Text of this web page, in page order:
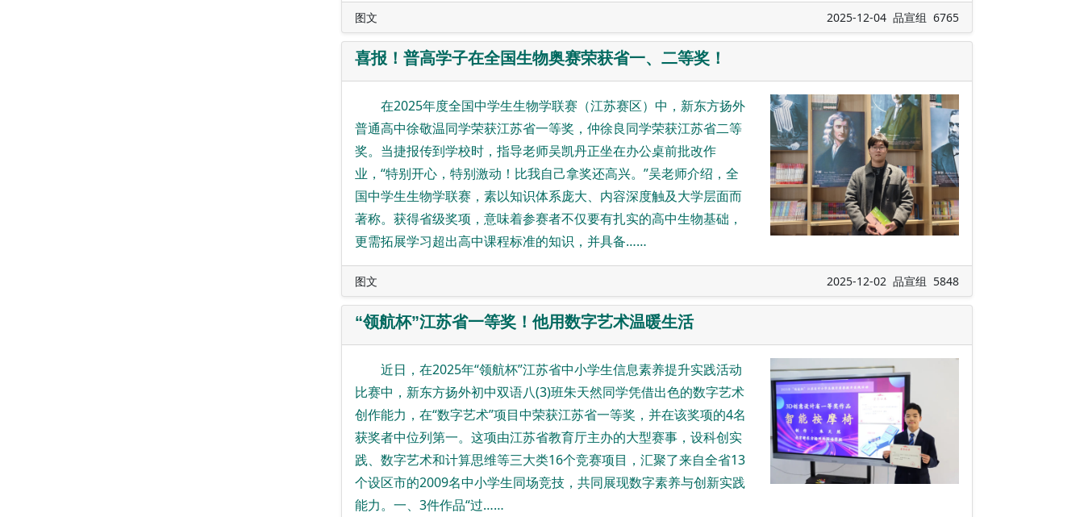
图文 2025-12-04 品宣组 6765
喜报！普高学子在全国生物奥赛荣获省一、二等奖！
在2025年度全国中学生生物学联赛（江苏赛区）中，新东方扬外
普通高中徐敬温同学荣获江苏省一等奖，仲徐良同学荣获江苏省二等
奖。当捷报传到学校时，指导老师吴凯丹正坐在办公桌前批改作
业，“特别开心，特别激动！比我自己拿奖还高兴。”吴老师介绍，全
国中学生生物学联赛，素以知识体系庞大、内容深度触及大学层面而
著称。获得省级奖项，意味着参赛者不仅要有扎实的高中生物基础，
更需拓展学习超出高中课程标准的知识，并具备……
图文 2025-12-02 品宣组 5848
“领航杯”江苏省一等奖！他用数字艺术温暖生活
近日，在2025年“领航杯”江苏省中小学生信息素养提升实践活动
比赛中，新东方扬外初中双语八(3)班朱天然同学凭借出色的数字艺术
创作能力，在“数字艺术”项目中荣获江苏省一等奖，并在该奖项的4名
获奖者中位列第一。这项由江苏省教育厅主办的大型赛事，设科创实
践、数字艺术和计算思维等三大类16个竞赛项目，汇聚了来自全省13
个设区市的2009名中小学生同场竞技，共同展现数字素养与创新实践
能力。一、3件作品“过……